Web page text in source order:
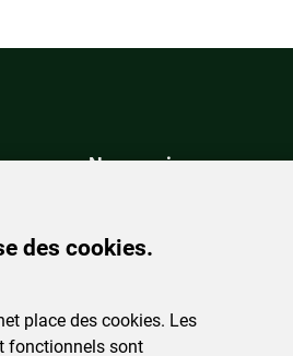
Nos services
Mise en vente
des cookies.
place des cookies. Les
fonctionnels sont